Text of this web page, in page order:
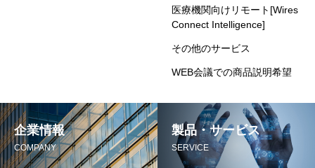
医療機関向けリモート[Wires
Connect Intelligence]
その他のサービス
WEB会議での商品説明希望
企業情報
COMPANY
製品・サービス
SERVICE